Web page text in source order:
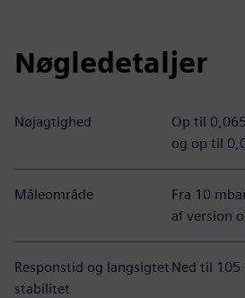
Nøgledetaljer
Nøjagtighed
Op til
og op til
Måleområde
Fra 10
af version
Responstid og langsigtet
stabilitet
Ned til 105